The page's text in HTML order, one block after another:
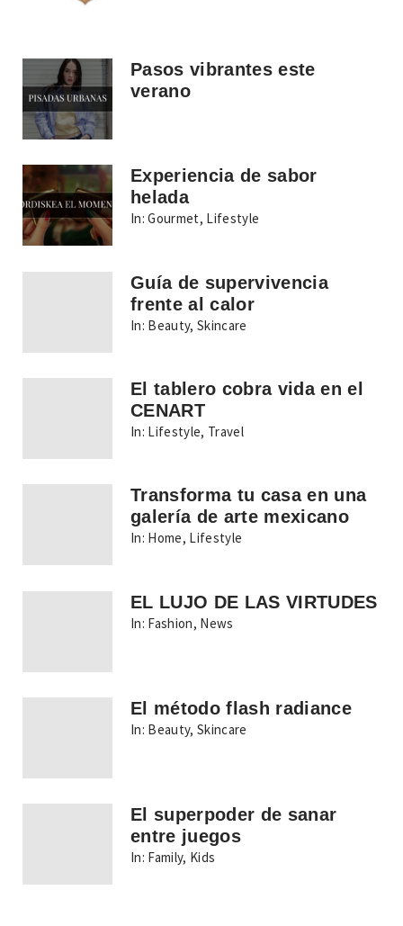
Pasos vibrantes este
verano
Experiencia de sabor
helada
In: Gourmet, Lifestyle
Guía de supervivencia
frente al calor
In: Beauty,Skincare
El tablero cobra vida en el
CENART
In: Lifestyle, Travel
Transforma tu casa en una
galería de arte mexicano
In: Home, Lifestyle
EL LUJO DE LAS VIRTUDES
In: Fashion, News
El método flash radiance
In: Beauty,Skincare
El superpoder de sanar
entre juegos
In: Family, Kids